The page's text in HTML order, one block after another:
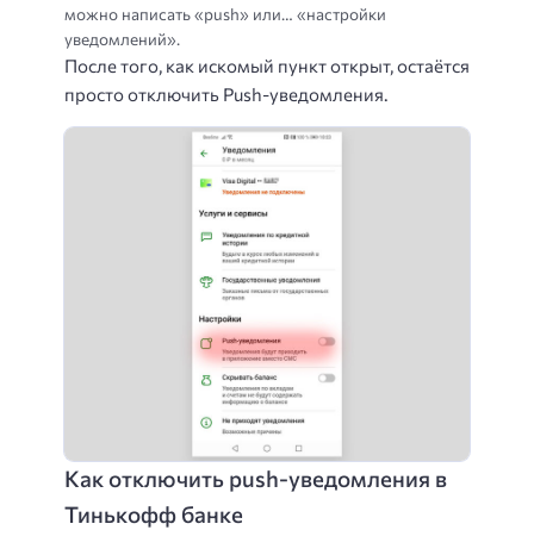
можно написать «push» или… «настройки
уведомлений».
После того, как искомый пункт открыт, остаётся
просто отключить Push-уведомления.
Как отключить push-уведомления в
Тинькофф банке